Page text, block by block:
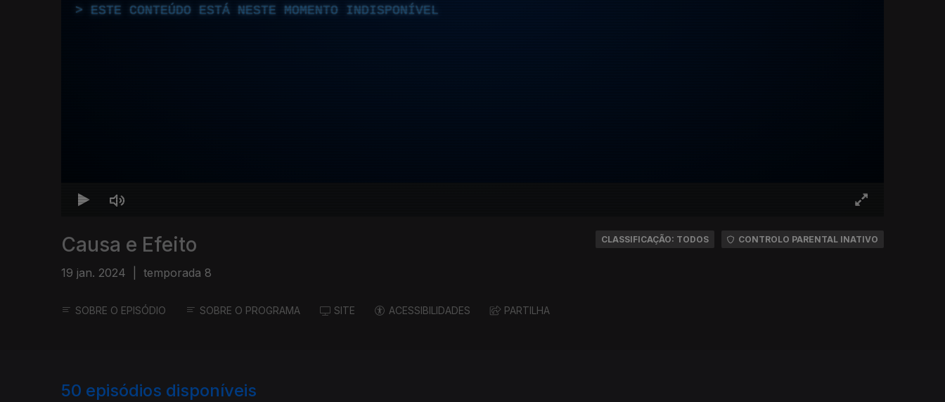
ESTE CONTEÚDO ESTÁ NESTE MOMENTO INDISPONÍVEL
Causa e Efeito
19 jan. 2024 temporada 8
CLASSIFICAÇÃO: TODOS CONTROLO PARENTAL INATIVO
SOBRE O EPISÓDIO SOBRE O PROGRAMA SITE ACESSIBILIDADES PARTILHA
50 episódios disponíveis